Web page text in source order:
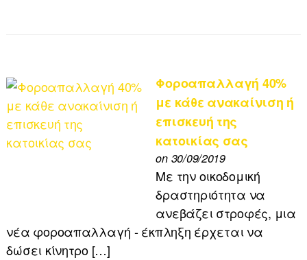
Φοροαπαλλαγή 40%
με κάθε ανακαίνιση ή
επισκευή της
κατοικίας σας
on 30/09/2019
Με την οικοδομική
δραστηριότητα να
ανεβάζει στροφές, μια
νέα φοροαπαλλαγή - έκπληξη έρχεται να
δώσει κίνητρο […]